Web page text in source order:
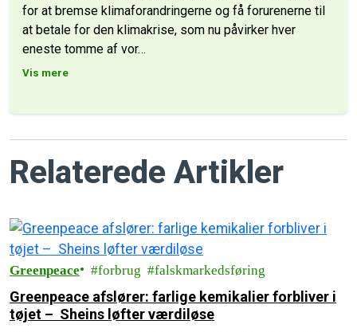
for at bremse klimaforandringerne og få forurenerne til
at betale for den klimakrise, som nu påvirker hver
eneste tomme af vor…
Vis mere
Relaterede Artikler
Greenpeace forbrug falskmarkedsføring
Greenpeace afslører: farlige kemikalier forbliver i
tøjet – Sheins løfter værdiløse